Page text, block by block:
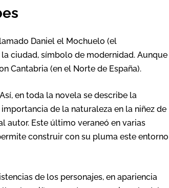
Daniel el Mochuelo (el
ciudad, símbolo de modernidad. Aunque
Cantabria (en el Norte de España).
en toda la novela se describe la
de la naturaleza en la niñez de
autor. Este último veraneó en varias
construir con su pluma este entorno
de los personajes, en apariencia